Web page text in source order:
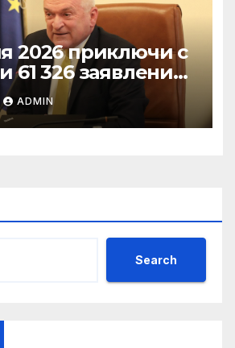
2026 приключи с
61 326 заявления
ADMIN
Search